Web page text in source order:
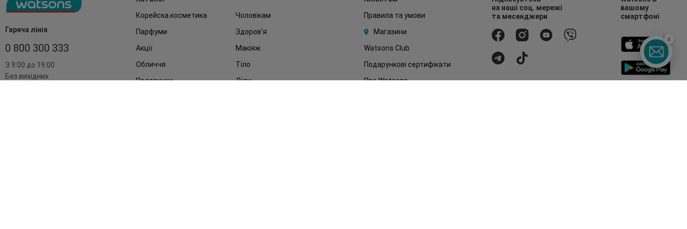
Гаряча лінія
0 800 300 333
З 9:00 до 19:00
Без вихідних
Корейска косметика
Чоловікам
Парфуми
Здоров'я
Акції
Макіяж
Обличчя
Тіло
Подарунки
Діти
Правила та умови
Магазини
Watsons Club
Подарункові сертифікати
Про Watsons
на наші соц. мережі
та месенджери
вашому
смартфоні
x